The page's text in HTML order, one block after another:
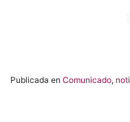
Publicada en Comunicado,